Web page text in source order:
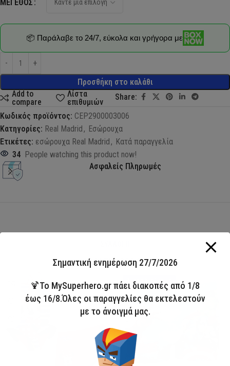
ΜΈΓΕΘΟΣ
Προσθήκη στο καλάθι
📦 Παράλαβε το 24/7, εύκολα και γρήγορα με
Add to
compare
Λίστα
επιθυμιών
Share:
Κωδικός προϊόντος: CEP2900003006
Κατηγορίες: Real Madrid , Εσώρουχα
Ετικέτες: εσώρουχα Real Madrid , Κατά παραγγελία
34 People watching this product now!
Ασφαλείς Πληρωμές
ΜΑΓΙΟ 2026
Άμεσα διαθέσιμο
Σημαντική ενημέρωση 27/7/2026
🍹Το MySuperhero.gr πάει διακοπές από 1/8
έως 16/8.Όλες οι παραγγελίες θα εκτελεστούν
με το άνοιγμά μας.